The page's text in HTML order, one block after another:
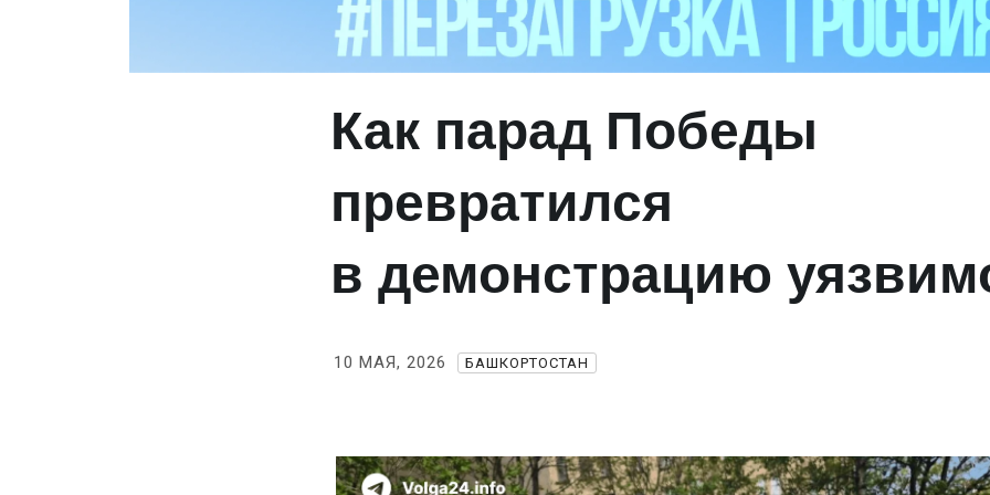
Как парад Победы
превратился
в демонстрацию
10 МАЯ, 2026 БАШКОРТОСТАН